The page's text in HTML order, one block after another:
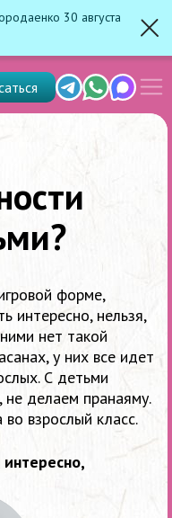
30 августа
TelegramWhats'app
Max
меню
форме,
интересно, нельзя,
нет такой
у них все идет
С детьми
делаем пранаяму.
взрослый класс.